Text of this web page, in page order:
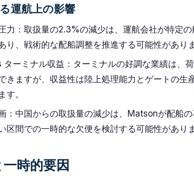
運航上の影響
力：取扱量の2.3%の減少は、運航会社が特定
り、戦術的な配船調整を推進する可能性がありま
ターミナル収益：ターミナルの好調な業績は、
きますが、収益性は陸上処理能力とゲートの生
す。
：中国からの取扱量の減少は、Matsonが配船の
区間での一時的な欠便を検討する可能性がありま
時的要因